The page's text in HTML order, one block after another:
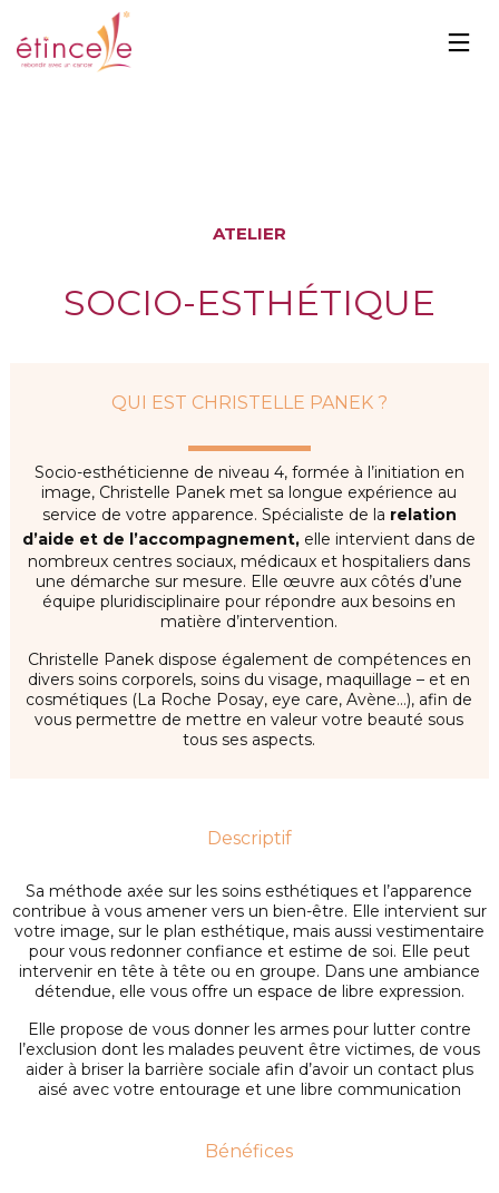
ATELIER
SOCIO-ESTHÉTIQUE
QUI EST CHRISTELLE PANEK ?
Socio-esthéticienne de niveau 4, formée à l’initiation en
image, Christelle Panek met sa longue expérience au
service de votre apparence. Spécialiste de la relation
d’aide et de l’accompagnement, elle intervient dans de
nombreux centres sociaux, médicaux et hospitaliers dans
une démarche sur mesure. Elle œuvre aux côtés d’une
équipe pluridisciplinaire pour répondre aux besoins en
matière d’intervention.
Christelle Panek dispose également de compétences en
divers soins corporels, soins du visage, maquillage – et en
cosmétiques (La Roche Posay, eye care, Avène…), afin de
vous permettre de mettre en valeur votre beauté sous
tous ses aspects.
Descriptif
Sa méthode axée sur les soins esthétiques et l’apparence
contribue à vous amener vers un bien-être. Elle intervient sur
votre image, sur le plan esthétique, mais aussi vestimentaire
pour vous redonner confiance et estime de soi. Elle peut
intervenir en tête à tête ou en groupe. Dans une ambiance
détendue, elle vous offre un espace de libre expression.
Elle propose de vous donner les armes pour lutter contre
l’exclusion dont les malades peuvent être victimes, de vous
aider à briser la barrière sociale afin d’avoir un contact plus
aisé avec votre entourage et une libre communication
Bénéfices